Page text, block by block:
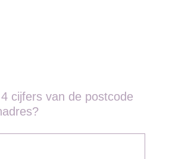
cijfers van de postcode